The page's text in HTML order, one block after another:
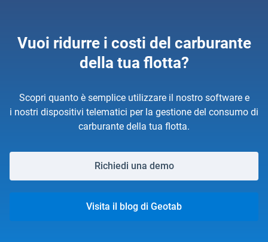
Vuoi ridurre i costi del carburante
della tua flotta?
Scopri quanto è semplice utilizzare il nostro software e
i nostri dispositivi telematici per la gestione del consumo di
carburante della tua flotta.
Richiedi una demo
Visita il blog di Geotab